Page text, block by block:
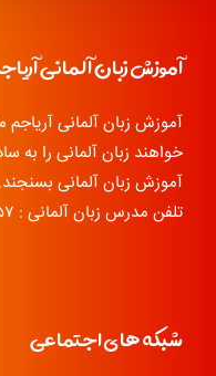
آموزش زبان آلمانی
آموزش زبان آلمانی
خواهند زبان آلمانی را به
آموزش زبان آلمانی بسنجند.
تلفن مدرس زبان آلمانی : ۰۹۱۲۳۳۸۹۶۵۷
شبکه های اجتماعی